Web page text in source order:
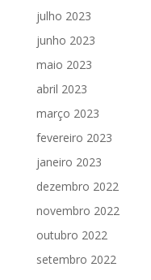
julho 2023
junho 2023
maio 2023
abril 2023
março 2023
fevereiro 2023
janeiro 2023
dezembro 2022
novembro 2022
outubro 2022
setembro 2022